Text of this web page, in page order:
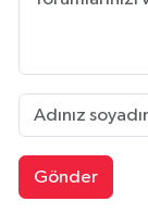
Gönder